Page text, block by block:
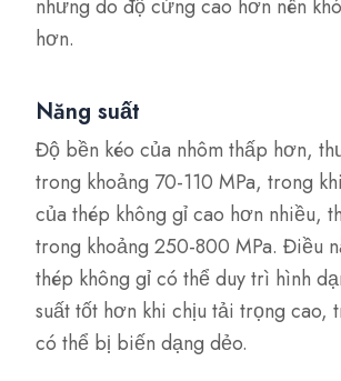
nhưng do độ cứng cao hơn nên
hơn.
Năng suất
Độ bền kéo của nhôm thấp hơn,
trong khoảng 70-110 MPa, trong
của thép không gỉ cao hơn nhiều,
trong khoảng 250-800 MPa. Điều
thép không gỉ có thể duy trì hình
suất tốt hơn khi chịu tải trọng cao,
có thể bị biến dạng dẻo.